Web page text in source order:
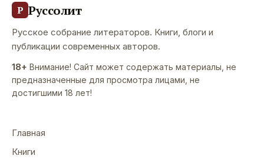
Р Руссолит
Русское собрание литераторов. Книги, блоги и
публикации современных авторов.
18+ Внимание! Сайт может содержать материалы, не
предназначенные для просмотра лицами, не
достигшими 18 лет!
Главная
Книги